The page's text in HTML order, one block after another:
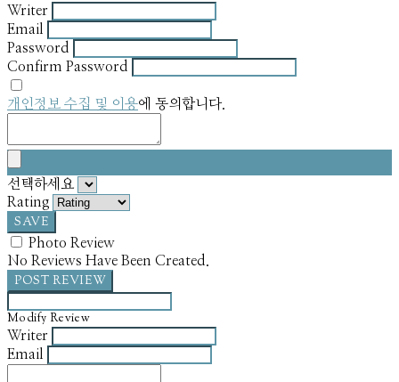
Writer
Email
Password
Confirm Password
개인정보 수집 및 이용에 동의합니다.
선택하세요
Rating
SAVE
Photo Review
No Reviews Have Been Created.
POST REVIEW
Modify Review
Writer
Email